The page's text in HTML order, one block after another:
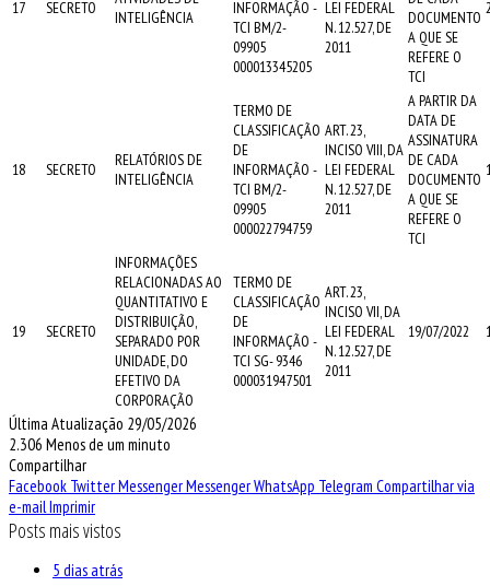
17 SECRETO
INTELIGÊNCIA
INFORMAÇÃO -
TCI BM/2-
09905
000013345205
LEI FEDERAL
N. 12.527, DE
2011
DOCUMENTO
A QUE SE
REFERE O
TCI
18 SECRETO
RELATÓRIOS DE
INTELIGÊNCIA
TERMO DE
CLASSIFICAÇÃO
DE
INFORMAÇÃO -
TCI BM/2-
09905
000022794759
ART. 23,
INCISO VIII, DA
LEI FEDERAL
N. 12.527, DE
2011
A PARTIR DA
DATA DE
ASSINATURA
DE CADA
DOCUMENTO
A QUE SE
REFERE O
TCI
19 SECRETO
INFORMAÇÕES
RELACIONADAS AO
QUANTITATIVO E
DISTRIBUIÇÃO,
SEPARADO POR
UNIDADE, DO
EFETIVO DA
CORPORAÇÃO
TERMO DE
CLASSIFICAÇÃO
DE
INFORMAÇÃO -
TCI SG- 9346
000031947501
ART. 23,
INCISO VII, DA
LEI FEDERAL
N. 12.527, DE
2011
19/07/2022
Última Atualização 29/05/2026
2.306 Menos de um minuto
Compartilhar
Facebook TwitterMessengerMessengerWhatsApp Telegram Compartilhar via
e-mailImprimir
Posts mais vistos
5 dias atrás